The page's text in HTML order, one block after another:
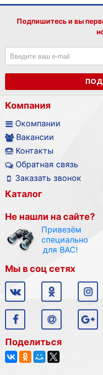
Подпишитесь и вы
Компания
Окомпании
Вакансии
Контакты
Обратная связь
Заказать звонок
Каталог
Не нашли на сайте?
Привезём
специально
для ВАС!
Мы в соц сетях
Поделиться